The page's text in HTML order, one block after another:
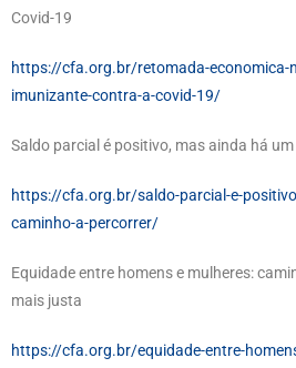
Covid-19
https://cfa.org.br/retomada-economica-
imunizante-contra-a-covid-19/
Saldo parcial é positivo, mas ainda há
https://cfa.org.br/saldo-parcial-e-
caminho-a-percorrer/
Equidade entre homens e mulheres:
mais justa
https://cfa.org.br/equidade-entre-